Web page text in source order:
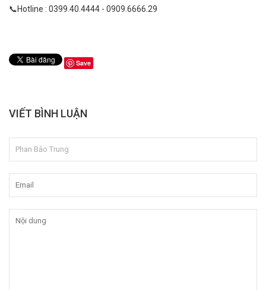
📞Hotline : 0399.40.4444 - 0909.6666.29
Save
VIẾT BÌNH LUẬN